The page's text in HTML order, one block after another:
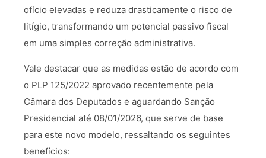
ofício elevadas e reduza drasticamente o risco de
litígio, transformando um potencial passivo fiscal
em uma simples correção administrativa.
Vale destacar que as medidas estão de acordo com
o PLP 125/2022 aprovado recentemente pela
Câmara dos Deputados e aguardando Sanção
Presidencial até 08/01/2026, que serve de base
para este novo modelo, ressaltando os seguintes
benefícios: